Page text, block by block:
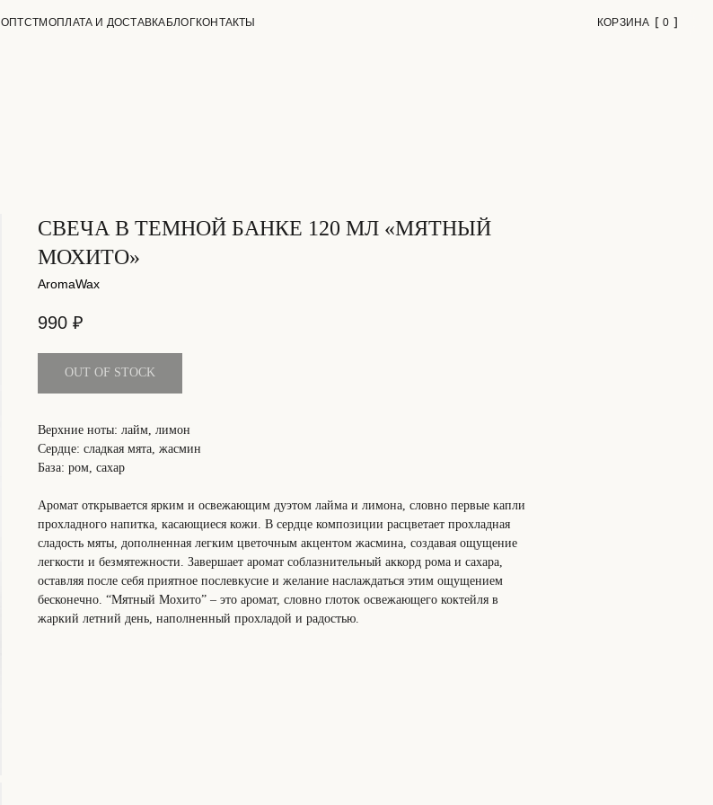
0
КОРЗИНА
ОПТСТМ ОПЛАТА И ДОСТАВКА БЛОГКОНТАКТЫ
СВЕЧА В ТЕМНОЙ БАНКЕ 120 МЛ «МЯТНЫЙ
МОХИТО»
AromaWax
990 ₽
OUT OF STOCK
Верхние ноты: лайм, лимон
Сердце: сладкая мята, жасмин
База: ром, сахар
Аромат открывается ярким и освежающим дуэтом лайма и лимона, словно первые капли
прохладного напитка, касающиеся кожи. В сердце композиции расцветает прохладная
сладость мяты, дополненная легким цветочным акцентом жасмина, создавая ощущение
легкости и безмятежности. Завершает аромат соблазнительный аккорд рома и сахара,
оставляя после себя приятное послевкусие и желание наслаждаться этим ощущением
бесконечно. “Мятный Мохито” – это аромат, словно глоток освежающего коктейля в
жаркий летний день, наполненный прохладой и радостью.